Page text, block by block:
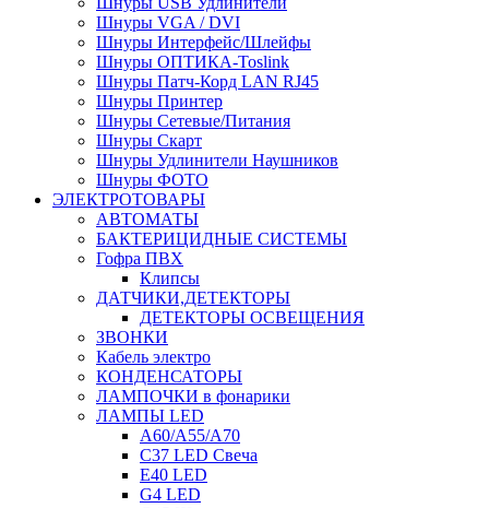
Шнуры VGA / DVI
Шнуры Интерфейс/Шлейфы
Шнуры ОПТИКА-Toslink
Шнуры Патч-Корд LAN RJ45
Шнуры Принтер
Шнуры Сетевые/Питания
Шнуры Скарт
Шнуры Удлинители Наушников
Шнуры ФОТО
ЭЛЕКТРОТОВАРЫ
АВТОМАТЫ
БАКТЕРИЦИДНЫЕ СИСТЕМЫ
Гофра ПВХ
Клипсы
ДАТЧИКИ,ДЕТЕКТОРЫ
ДЕТЕКТОРЫ ОСВЕЩЕНИЯ
ЗВОНКИ
Кабель электро
КОНДЕНСАТОРЫ
ЛАМПОЧКИ в фонарики
ЛАМПЫ LED
A60/A55/A70
C37 LED Свеча
E40 LED
G4 LED